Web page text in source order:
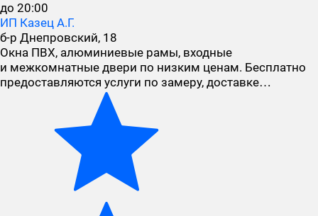
до 20:00
ИП Казец А.Г.
б-р Днепровский, 18
Окна ПВХ, алюминиевые рамы, входные
и межкомнатные двери по низким ценам. Бесплатно
предоставляются услуги по замеру, доставке…